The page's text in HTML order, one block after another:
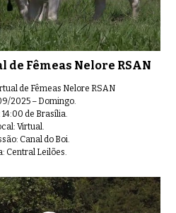
de Fêmeas Nelore RSAN
de Fêmeas Nelore RSAN
2025 – Domingo.
de Brasília.
Virtual.
Canal do Boi.
Central Leilões.